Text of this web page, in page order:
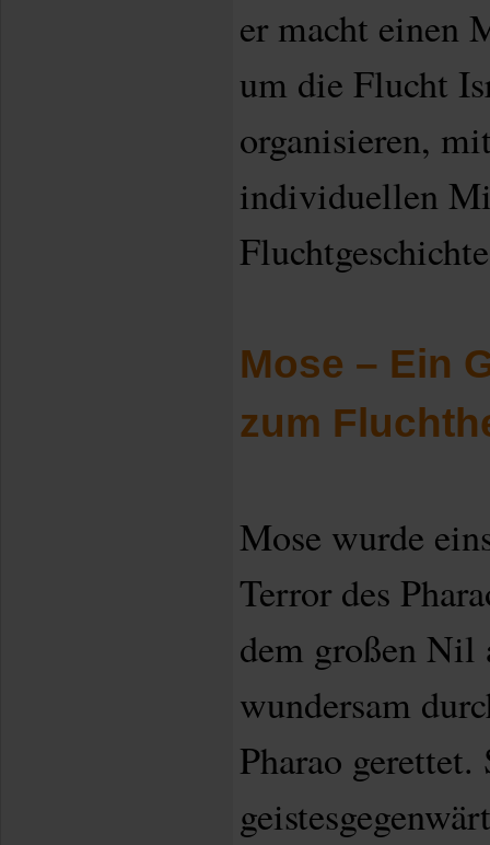
er macht einen
um die Flucht
organisieren,
individuellen
Mose – Ein
zum
Mose wurde
Terror des
dem großen Nil
wundersam
Pharao gerettet.